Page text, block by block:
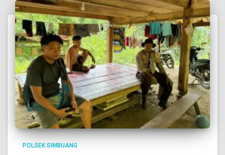
POLSEK SIMBUANG